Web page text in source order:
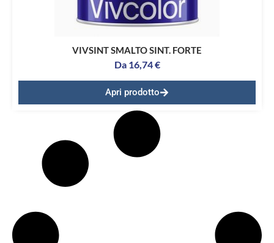
VIVSINT SMALTO SINT. FORTE
Da 16,74€
Apri prodotto